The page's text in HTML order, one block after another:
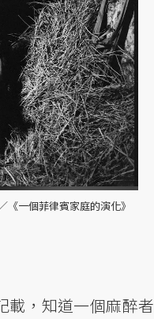
《一個菲律賓家庭的演化》
載，知道一個麻醉者